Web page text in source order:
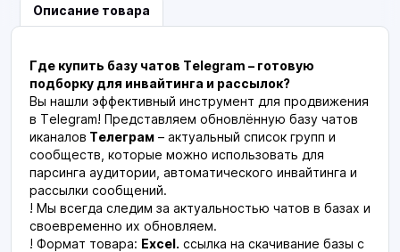
Описание товара
Где купить базу чатов Telegram – готовую
подборку для инвайтинга и рассылок?
Вы нашли эффективный инструмент для продвижения
в Telegram! Представляем обновлённую базу чатов
иканалов Телеграм – актуальный список групп и
сообществ, которые можно использовать для
парсинга аудитории, автоматического инвайтинга и
рассылки сообщений.
! Мы всегда следим за актуальностью чатов в базах и
своевременно их обновляем.
! Формат товара: Excel. ссылка на скачивание базы с